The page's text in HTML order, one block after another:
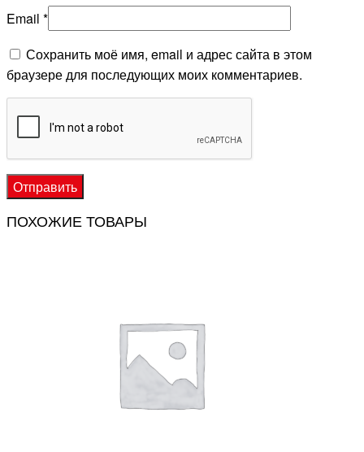
Email *
Сохранить моё имя, email и адрес сайта в этом
браузере для последующих моих комментариев.
ПОХОЖИЕ ТОВАРЫ